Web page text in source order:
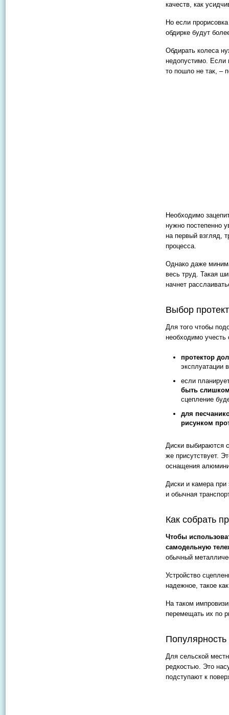
качеств, как
Но если
обдирке будут
Обдирать колеса
недопустимо. Если
то пошло не так, –
Необходимо
нужно постепенно
на первый взгляд,
процесса.
Однако даже
весь труд. Такая
начнет
Выбор
Для того чтобы
необходимо
протектор
эксплуатации
если
быть
сцепление
для
рисунком
Диски выбираются
же присутствует.
оснащения
Диски и камера
и обычная
Как собрать
Чтобы
самодельную
обычный
Устройство
надежное, такое
На таком
перемещать их по
Для сельской
редкостью. Это
подступают к